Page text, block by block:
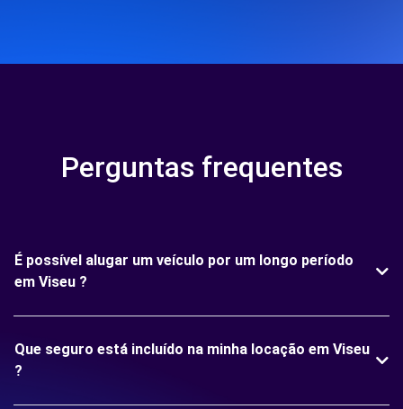
Perguntas frequentes
É possível alugar um veículo por um longo período
em Viseu ?
Que seguro está incluído na minha locação em Viseu
?